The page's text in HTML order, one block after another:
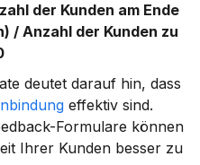
der Kunden am Ende
/ Anzahl der Kunden zu
deutet darauf hin, dass
effektiv sind.
Formulare können
Ihrer Kunden besser zu